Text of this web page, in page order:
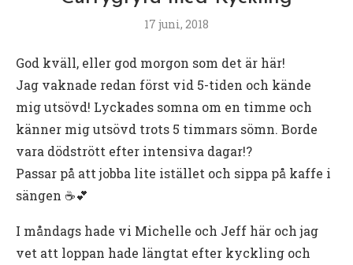
17 juni, 2018
God kväll, eller god morgon som det är här!
Jag vaknade redan först vid 5-tiden och kände
mig utsövd! Lyckades somna om en timme och
känner mig utsövd trots 5 timmars sömn. Borde
vara dödstrött efter intensiva dagar!?
Passar på att jobba lite istället och sippa på kaffe i
sängen ☕️💕
I måndags hade vi Michelle och Jeff här och jag
vet att loppan hade längtat efter kyckling och